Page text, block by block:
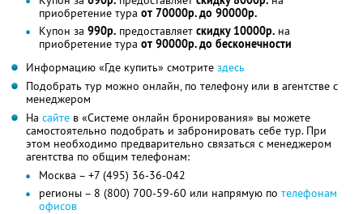
приобретение тура от 70000р. до 90000р.
Купон за 990р. предоставляет скидку 10000р. на
приобретение тура от 90000р. до бесконечности
Информацию «Где купить» смотрите здесь
Подобрать тур можно онлайн, по телефону или в агентстве с
менеджером
На сайте в «Системе онлайн бронирования» вы можете
самостоятельно подобрать и забронировать себе тур. При
этом необходимо предварительно связаться с менеджером
агентства по общим телефонам:
Москва – +7 (495) 36-36-042
регионы – 8 (800) 700-59-60 или напрямую по телефонам
офисов